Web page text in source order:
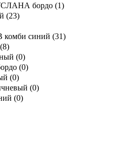
бордо (1)
(23)
синий (31)
8)
(0)
(0)
(0)
(0)
(0)